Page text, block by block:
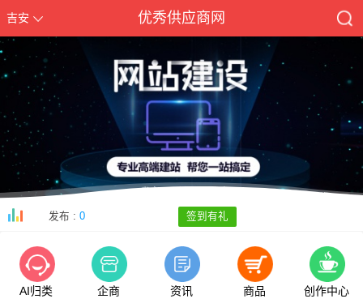
吉安 优秀供应商网
发布 :0 签到有礼
AI归类 企商 资讯 商品 创作中心
我司部分服务号码停止使用通知 [05月13日]